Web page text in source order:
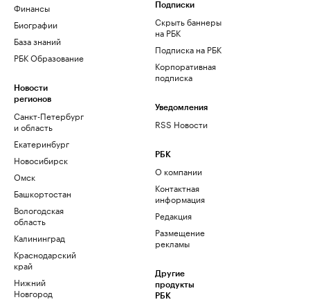
Финансы
Биографии
База знаний
РБК Образование
Новости
регионов
Санкт-Петербург
и область
Екатеринбург
Новосибирск
Омск
Башкортостан
Вологодская
область
Калининград
Краснодарский
край
Нижний
Новгород
Подписки
Скрыть баннеры
на РБК
Подписка на РБК
Корпоративная
подписка
Уведомления
RSS Новости
РБК
О компании
Контактная
информация
Редакция
Размещение
рекламы
Другие
продукты
РБК